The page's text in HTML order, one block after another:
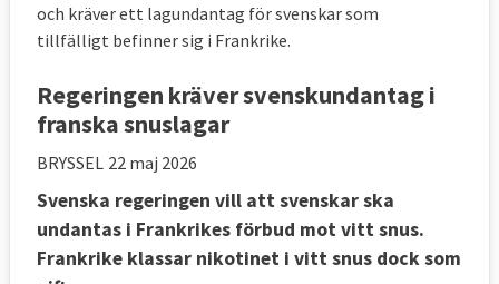
och kräver ett lagundantag för svenskar som
tillfälligt befinner sig i Frankrike.
Regeringen kräver svenskundantag i
franska snuslagar
BRYSSEL 22 maj 2026
Svenska regeringen vill att svenskar ska
undantas i Frankrikes förbud mot vitt snus.
Frankrike klassar nikotinet i vitt snus dock som